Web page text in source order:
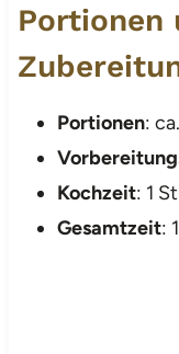
Portionen
Portionen:
Kochzeit: 1
Gesamtzeit: